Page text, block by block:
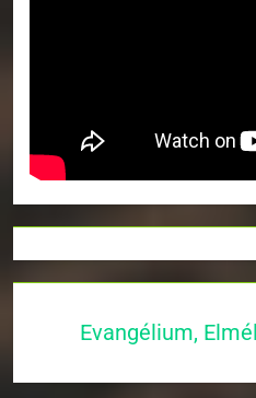
Evangélium,